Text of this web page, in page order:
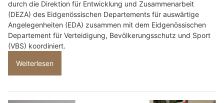
durch die Direktion für Entwicklung und Zusammenarbeit
(DEZA) des Eidgenössischen Departements für auswärtige
Angelegenheiten (EDA) zusammen mit dem Eidgenössischen
Departement für Verteidigung, Bevölkerungsschutz und Sport
(VBS) koordiniert.
Weiterlesen